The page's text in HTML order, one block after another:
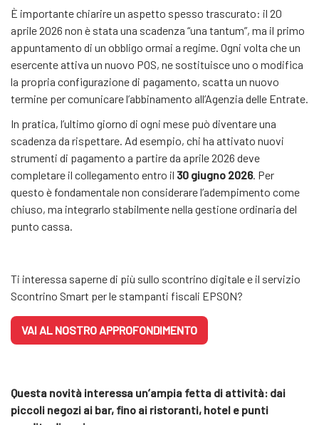
È importante chiarire un aspetto spesso trascurato: il 20
aprile 2026 non è stata una scadenza “una tantum”, ma il primo
appuntamento di un obbligo ormai a regime. Ogni volta che un
esercente attiva un nuovo POS, ne sostituisce uno o modifica
la propria configurazione di pagamento, scatta un nuovo
termine per comunicare l’abbinamento all’Agenzia delle Entrate.
In pratica, l’ultimo giorno di ogni mese può diventare una
scadenza da rispettare. Ad esempio, chi ha attivato nuovi
strumenti di pagamento a partire da aprile 2026 deve
completare il collegamento entro il 30 giugno 2026. Per
questo è fondamentale non considerare l’adempimento come
chiuso, ma integrarlo stabilmente nella gestione ordinaria del
punto cassa.
Ti interessa saperne di più sullo scontrino digitale e il servizio
Scontrino Smart per le stampanti fiscali EPSON?
VAI AL NOSTRO APPROFONDIMENTO
Questa novità interessa un’ampia fetta di attività: dai
piccoli negozi ai bar, fino ai ristoranti, hotel e punti